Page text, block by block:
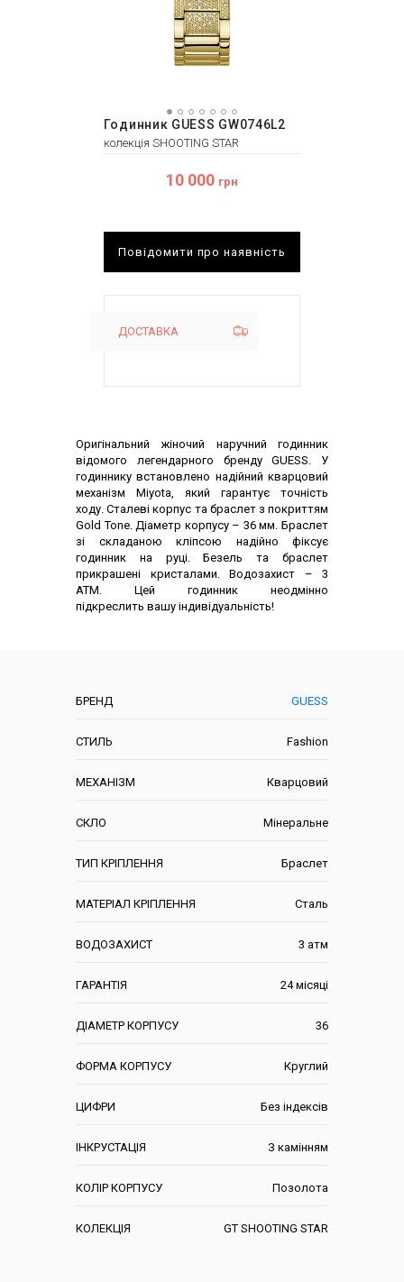
Годинник GUESS GW0746L2
колекція SHOOTING STAR
10 000 грн
Повідомити про наявність
ДОСТАВКА
БРЕНД GUESS
СТИЛЬ Fashion
МЕХАНІЗМ Кварцовий
СКЛО Мінеральне
ТИП КРІПЛЕННЯ Браслет
МАТЕРІАЛ КРІПЛЕННЯ Сталь
ВОДОЗАХИСТ 3 атм
ГАРАНТІЯ 24 місяці
ДІАМЕТР КОРПУСУ 36
ФОРМА КОРПУСУ Круглий
ЦИФРИ Без індексів
ІНКРУСТАЦІЯ З камінням
КОЛІР КОРПУСУ Позолота
КОЛЕКЦІЯ GT SHOOTING STAR
Опис товару
Оригінальний жіночий наручний годинник
відомого легендарного бренду GUESS. У
годиннику встановлено надійний кварцовий
механізм Miyota, який гарантує точність
ходу. Сталеві корпус та браслет з покриттям
Gold Tone. Діаметр корпусу – 36 мм. Браслет
зі складаною кліпсою надійно фіксує
годинник на руці. Безель та браслет
прикрашені кристалами. Водозахист – 3
АТМ. Цей годинник неодмінно
підкреслить вашу індивідуальність!